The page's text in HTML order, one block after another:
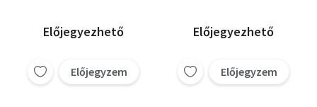
Előjegyezhető
Előjegyzem
Előjegyezhető
Előjegyzem